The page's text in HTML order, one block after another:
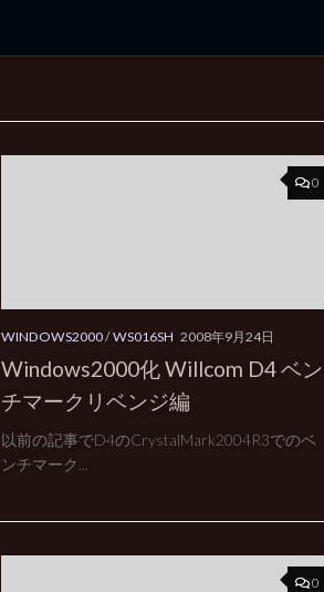
0
WINDOWS2000/WS016SH 2008年9月24日
Windows2000化 Willcom D4 ベン
チマークリベンジ編
以前の記事でD4のCrystalMark2004R3でのベ
ンチマーク...
0